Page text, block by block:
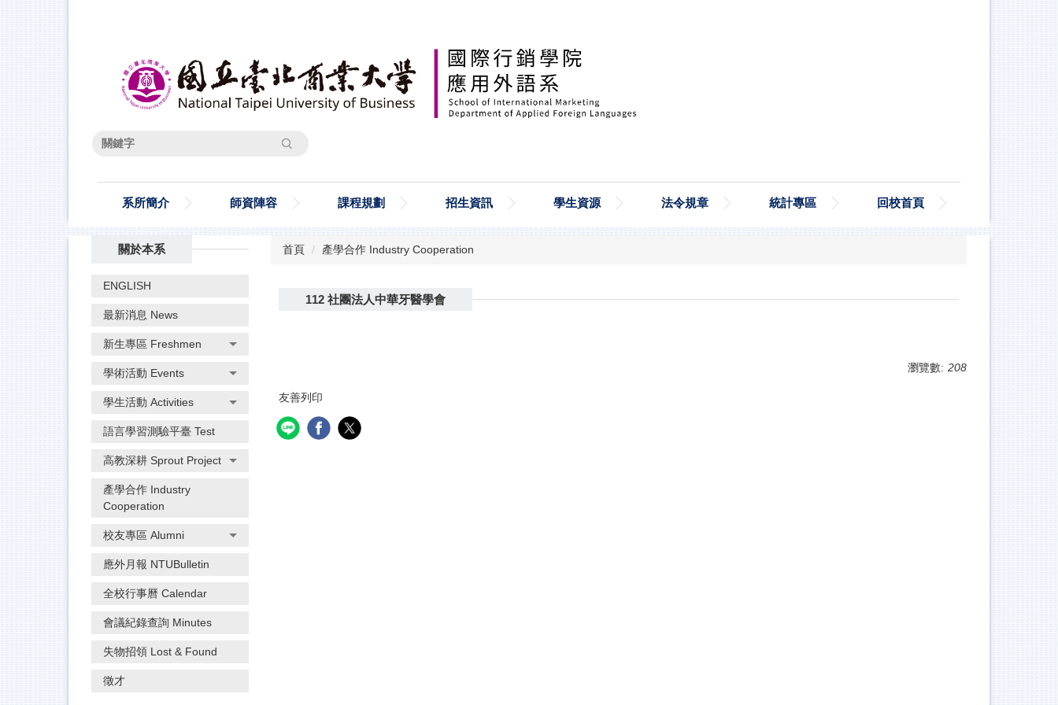
搜尋
系所簡介 師資陣容 課程規劃 招生資訊 學生資源 法令規章 統計專區 回校首頁
關於本系
ENGLISH
最新消息 News
新生專區 Freshmen
學術活動 Events
學生活動 Activities
語言學習測驗平臺 Test
高教深耕 Sprout Project
產學合作 Industry
Cooperation
校友專區 Alumni
應外月報 NTUBulletin
全校行事曆 Calendar
會議紀錄查詢 Minutes
失物招領 Lost & Found
徵才
首頁 產學合作 Industry Cooperation
112 社團法人中華牙醫學會
瀏覽數: 208
友善列印